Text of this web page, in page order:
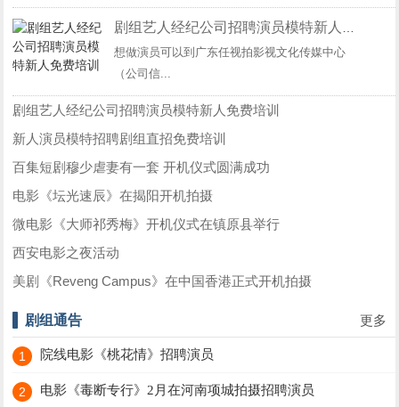
想做演员可以到广东任视拍影视文化传媒中心
（公司信...
剧组艺人经纪公司招聘演员模特新人免费培训
新人演员模特招聘剧组直招免费培训
百集短剧穆少虐妻有一套 开机仪式圆满成功
电影《坛光速辰》在揭阳开机拍摄
微电影《大师祁秀梅》开机仪式在镇原县举行
西安电影之夜活动
美剧《Reveng Campus》在中国香港正式开机拍摄
剧组通告 更多
1 院线电影《桃花情》招聘演员
2 电影《毒断专行》2月在河南项城拍摄招聘演员